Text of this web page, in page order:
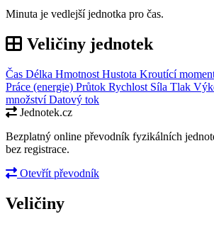
Minuta je vedlejší jednotka pro čas.
Veličiny jednotek
Čas Délka Hmotnost Hustota Kroutící
Práce (energie) Průtok Rychlost Síla Tlak
množstvíDatový tok
Jednotek.cz
Bezplatný online převodník fyzikálních
bez registrace.
Otevřít převodník
Veličiny